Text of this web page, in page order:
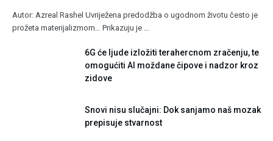
Autor: Azreal Rashel Uvriježena predodžba o ugodnom životu često je
prožeta materijalizmom… Prikazuju je …
6G će ljude izložiti terahercnom zračenju, te
omogućiti AI moždane čipove i nadzor kroz
zidove
Snovi nisu slučajni: Dok sanjamo naš mozak
prepisuje stvarnost